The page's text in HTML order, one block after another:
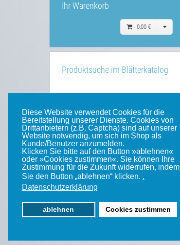
Diese Website verwendet Cookies für die
Bereitstellung unserer Dienste. Cookies von
Drittanbietern (z.B. Captcha) sind auf unserer
Website notwendig, um sich im Shop als
Kunde/Benutzer anzumelden.
Klicken Sie bitte auf den Button »ablehnen«
oder »Cookies zustimmen«. Sie können Ihre
Zustimmung für die Zukunft widerrufen, indem
Sie den Button „ablehnen“ klicken. .
Datenschutzerklärung
ablehnen Cookies zustimmen
Ihr Warenkorb
- 0,00 €
Produktsuche im Blätterkatalog
Unsere weiteren Websites
Weinert-Blog
mein Gleis